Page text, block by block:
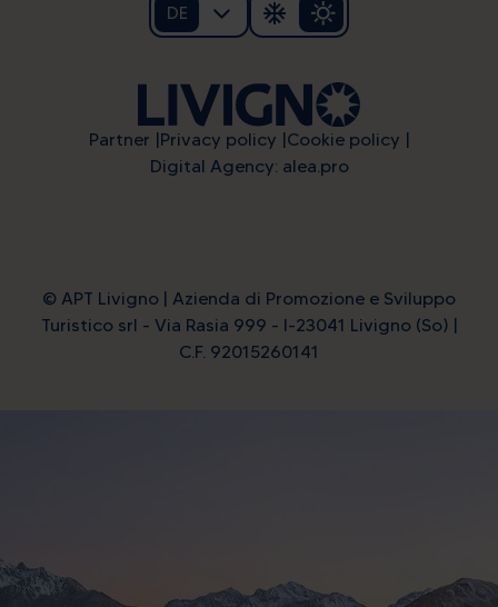
DE
Partner Privacy policy Cookie policy
Digital Agency: alea.pro
© APT Livigno | Azienda di Promozione e Sviluppo
Turistico srl - Via Rasia 999 - I-23041 Livigno (So) |
C.F. 92015260141